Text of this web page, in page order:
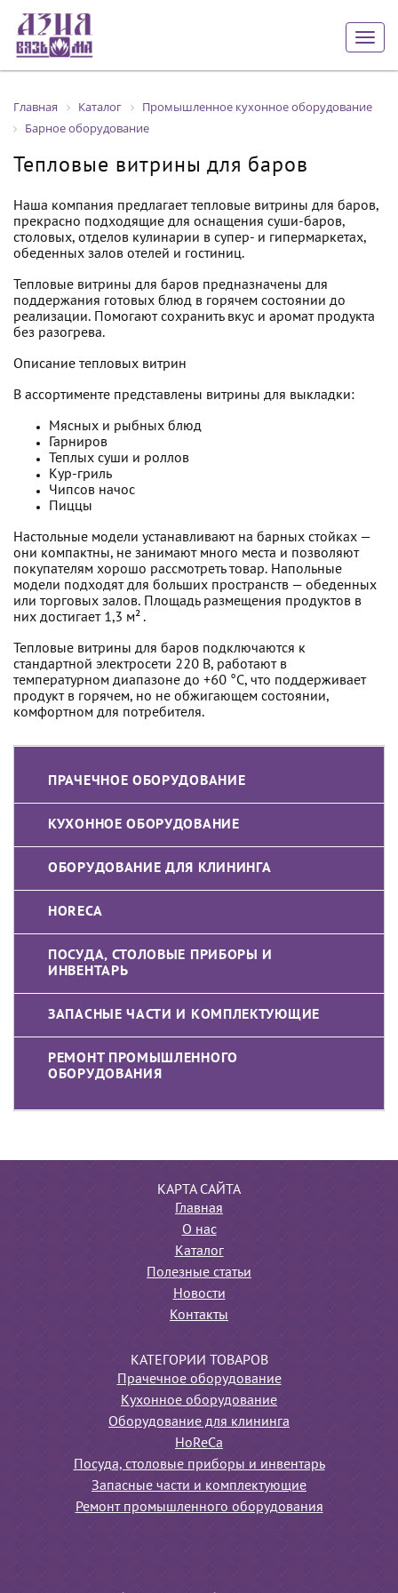
Главная Каталог
Промышленное кухонное оборудование
Барное оборудование
Тепловые витрины для баров
ПРАЧЕЧНОЕ ОБОРУДОВАНИЕ
КУХОННОЕ ОБОРУДОВАНИЕ
ОБОРУДОВАНИЕ ДЛЯ КЛИНИНГА
HORECA
ПОСУДА, СТОЛОВЫЕ ПРИБОРЫ И
ИНВЕНТАРЬ
ЗАПАСНЫЕ ЧАСТИ И КОМПЛЕКТУЮЩИЕ
РЕМОНТ ПРОМЫШЛЕННОГО
ОБОРУДОВАНИЯ
Наша компания предлагает тепловые витрины для баров,
прекрасно подходящие для оснащения суши-баров,
столовых, отделов кулинарии в супер- и гипермаркетах,
обеденных залов отелей и гостиниц.
Тепловые витрины для баров предназначены для
поддержания готовых блюд в горячем состоянии до
реализации. Помогают сохранить вкус и аромат продукта
без разогрева.
Описание тепловых витрин
В ассортименте представлены витрины для выкладки:
Мясных и рыбных блюд
Гарниров
Теплых суши и роллов
Кур-гриль
Чипсов начос
Пиццы
Настольные модели устанавливают на барных стойках —
они компактны, не занимают много места и позволяют
покупателям хорошо рассмотреть товар. Напольные
модели подходят для больших пространств — обеденных
или торговых залов. Площадь размещения продуктов в
них достигает 1,3 м² .
Тепловые витрины для баров подключаются к
стандартной электросети 220 В, работают в
температурном диапазоне до +60 °C, что поддерживает
продукт в горячем, но не обжигающем состоянии,
комфортном для потребителя.
КАРТА САЙТА
Главная
О нас
Каталог
Полезные статьи
Новости
Контакты
КАТЕГОРИИ ТОВАРОВ
Прачечное оборудование
Кухонное оборудование
Оборудование для клининга
HoReCa
Посуда, столовые приборы и инвентарь
Запасные части и комплектующие
Ремонт промышленного оборудования